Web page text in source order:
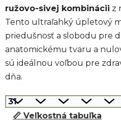
ružovo-sivej kombinácii z
Tento ultraľahký úpletový
priedušnosť a slobodu pre
anatomickému tvaru a
sú ideálnou voľbou pre
dňa.
📏 Veľkostná tabuľka